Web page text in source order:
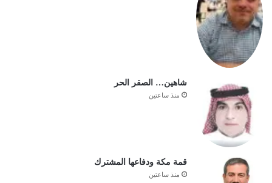
شاهين… الصقر الحر
منذ ساعتين
قمة مكة ودفاعها المشترك
منذ ساعتين